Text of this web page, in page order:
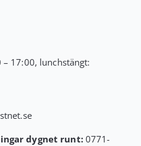
17:00, lunchstängt:
dygnet runt:0771-